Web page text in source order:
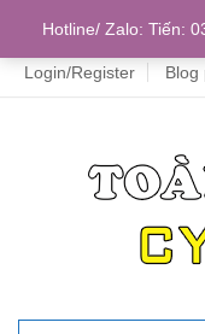
Login/Register Blog
Hotline/ Zalo: Tiến: